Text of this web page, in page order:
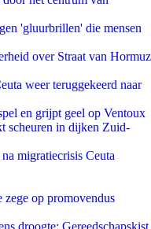
'gluurbrillen' die mensen
over Straat van Hormuz
weer teruggekeerd naar
en grijpt geel op Ventoux
scheuren in dijken Zuid-
migratiecrisis Ceuta
zege op promovendus
droogte: Gereedschapskist